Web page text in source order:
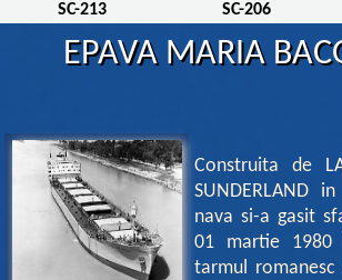
SC-213
SC-206
EPAVA MARIA
Construita de
SUNDERLAND
nava si-a gasit
01 martie
tarmul